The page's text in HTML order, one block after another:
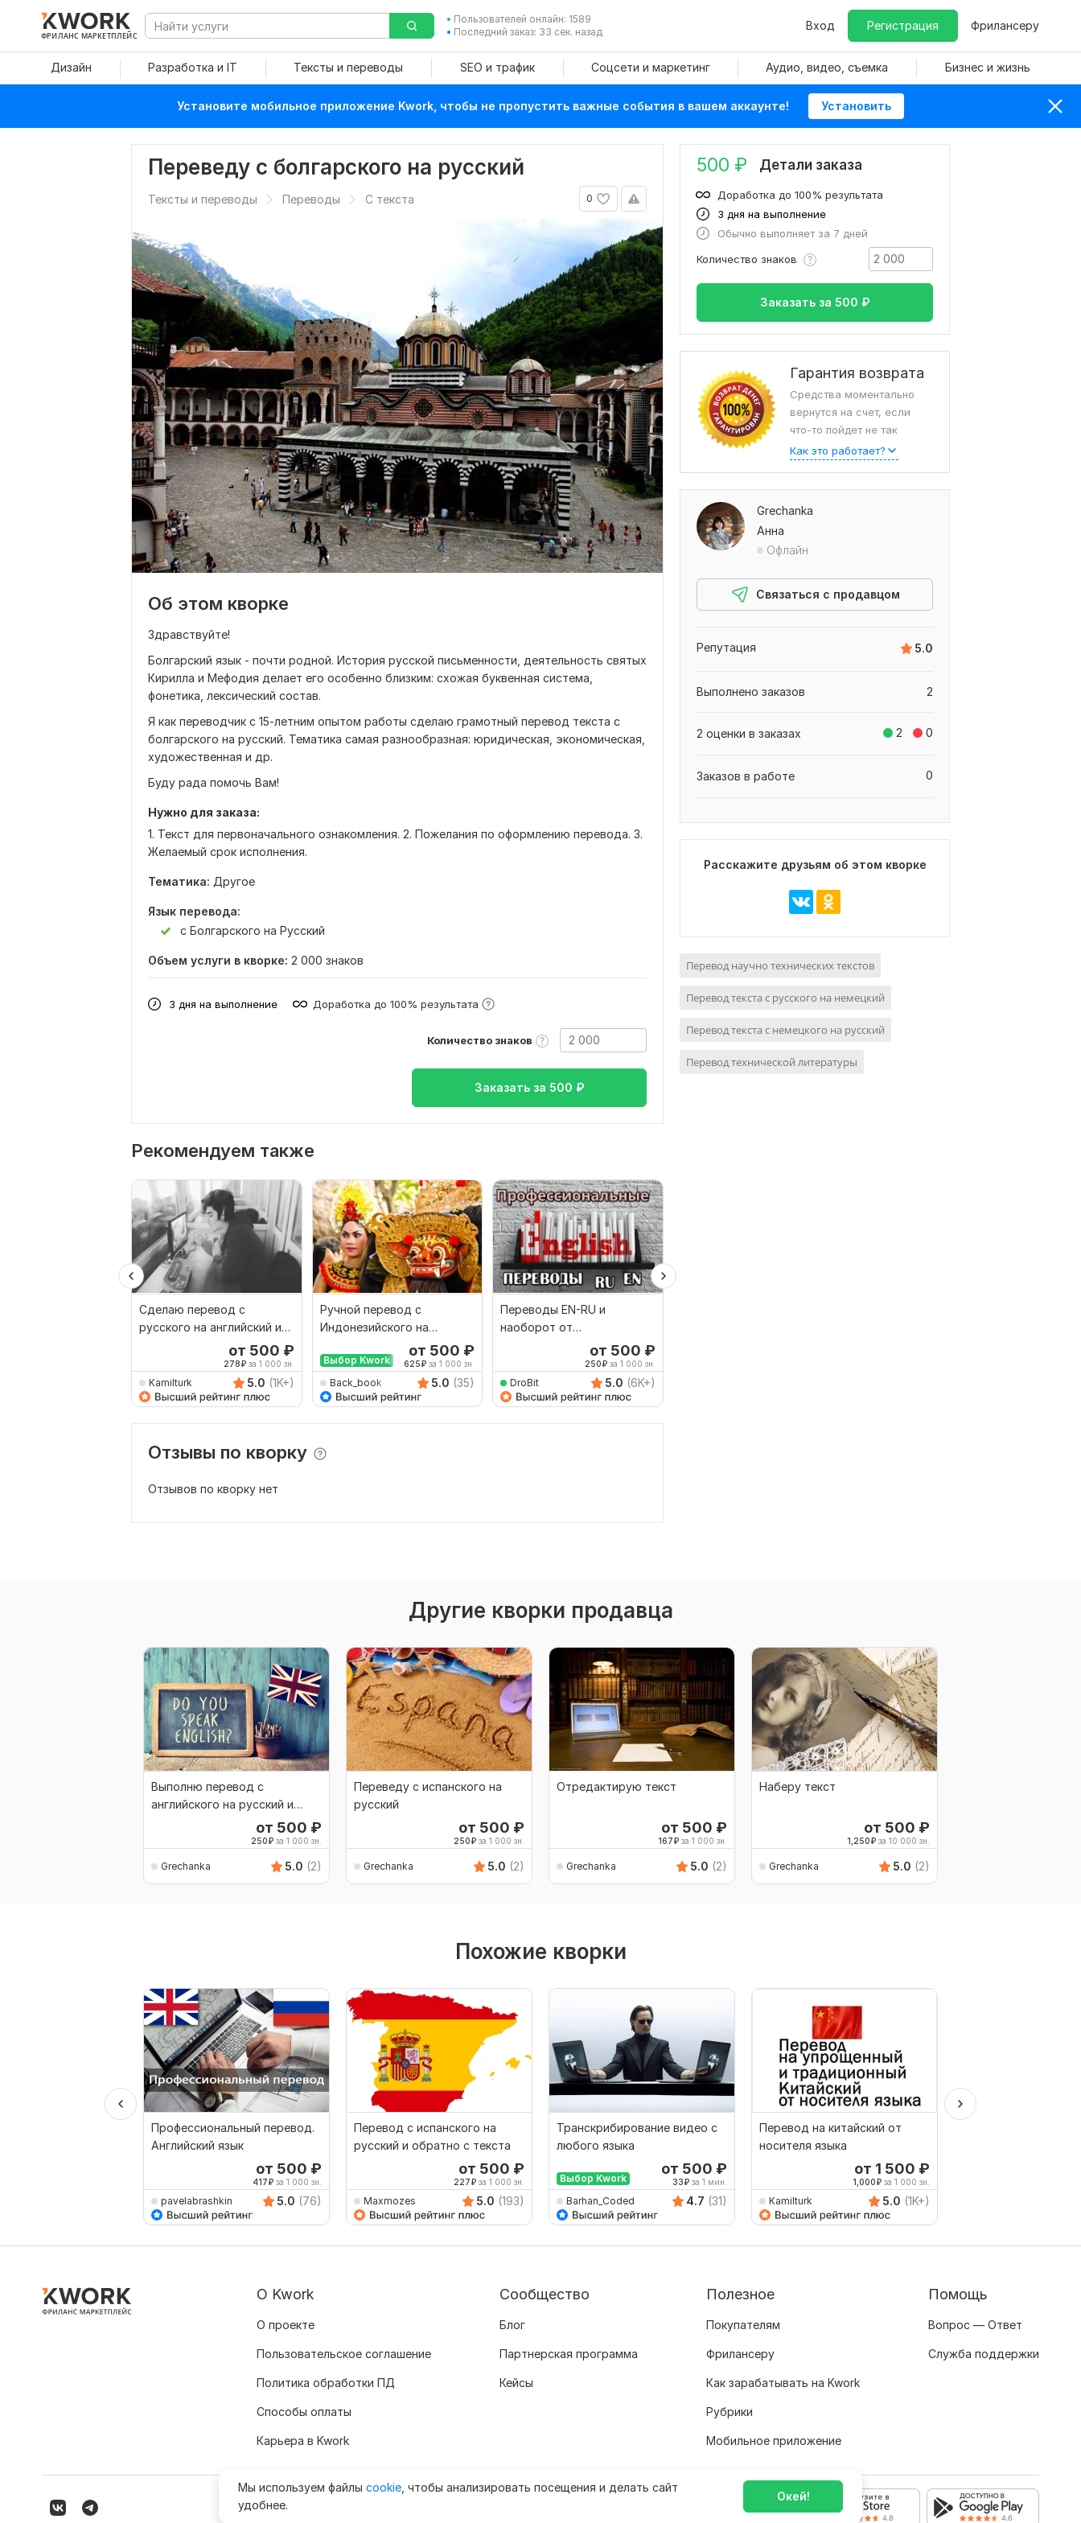
ФРИЛАНС МАРКЕТПЛЕЙС
Пользователей онлайн: 1589
Последний заказ: 33 сек. назад
Вход Регистрация Фрилансеру
Дизайн Разработка и IT Тексты и переводы SEO и трафик Соцсети и маркетинг Аудио, видео, съемка Бизнес и жизнь
Установите мобильное приложение Kwork, чтобы не пропустить важные события в вашем аккаунте! Установить
Переведу с болгарского на русский
0
Тексты и переводы Переводы С текста
Об этом кворке
Здравствуйте!
Болгарский язык - почти родной. История русской письменности, деятельность святых
Кирилла и Мефодия делает его особенно близким: схожая буквенная система,
фонетика, лексический состав.
Я как переводчик с 15-летним опытом работы сделаю грамотный перевод текста с
болгарского на русский. Тематика самая разнообразная: юридическая, экономическая,
художественная и др.
Буду рада помочь Вам!
Нужно для заказа:
1. Текст для первоначального ознакомления. 2. Пожелания по оформлению перевода. 3.
Желаемый срок исполнения.
Тематика: Другое
Язык перевода:
с Болгарского на Русский
Объем услуги в кворке: 2 000 знаков
3 дня на выполнение Доработка до 100% результата
Количество знаков
Заказать за 500 ₽
Рекомендуем также
Сделаю перевод с
русского на английский и
от 500 ₽
278₽за 1 000 зн.
Kamilturk 5.0 (1K+)
Ручной перевод с
Индонезийского на
Русский и наоборот
Выбор Kwork
от 500 ₽
625₽ за 1 000 зн.
Back_book 5.0 (35)
Переводы EN-RU и
наоборот от
от 500 ₽
250₽за 1 000 зн.
DroBit 5.0 (6K+)
Отзывы по кворку
Отзывов по кворку нет
500 ₽ Детали заказа
3 дня на выполнение
Доработка до 100% результата
Обычно выполняет за 7 дней
Количество знаков
Заказать за 500 ₽
Гарантия возврата
Средства моментально
вернутся на счет, если
что-то пойдет не так
Как это работает?
Grechanka
Анна
Офлайн
Связаться с продавцом
5.0
Репутация
2
Выполнено заказов
2 0
2 оценки в заказах
0
Заказов в работе
Расскажите друзьям об этом кворке
Перевод научно технических текстов
Перевод текста с русского на немецкий
Перевод текста с немецкого на русский
Перевод технической литературы
Другие кворки продавца
Выполню перевод с
английского на русский и
от 500 ₽
250₽ за 1 000 зн.
Grechanka 5.0 (2)
Переведу с испанского на
русский
от 500 ₽
250₽ за 1 000 зн.
Grechanka 5.0 (2)
Отредактирую текст
от 500 ₽
167₽ за 1 000 зн.
Grechanka 5.0 (2)
Наберу текст
от 500 ₽
1,250₽ за 10 000 зн.
Grechanka 5.0 (2)
Похожие кворки
Профессиональный перевод.
Английский язык
от 500 ₽
417₽ за 1 000 зн.
pavelabrashkin 5.0 (76)
Перевод с испанского на
русский и обратно с текста
от 500 ₽
227₽ за 1 000 зн.
Maxmozes 5.0 (193)
Транскрибирование видео с
любого языка
Выбор Kwork
от 500 ₽
33₽ за 1 мин.
Barhan_Coded 4.7 (31)
Перевод на китайский от
носителя языка
от 1 500 ₽
1,000₽ за 1 000 зн.
Kamilturk 5.0 (1K+)
Мы используем файлы cookie , чтобы анализировать посещения и делать сайт
удобнее.
Окей!
О Kwork
О проекте
Пользовательское соглашение
Политика обработки ПД
Способы оплаты
Карьера в Kwork
Сообщество
Блог
Партнерская программа
Кейсы
Полезное
Покупателям
Фрилансеру
Как зарабатывать на Kwork
Рубрики
Мобильное приложение
Помощь
Вопрос — Ответ
Служба поддержки